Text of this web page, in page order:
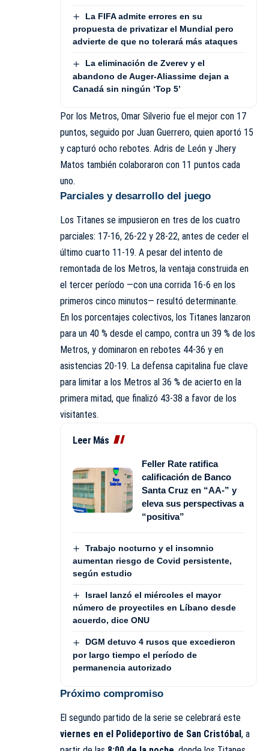
La FIFA admite errores en su
propuesta de privatizar el Mundial pero
advierte de que no tolerará más ataques
La eliminación de Zverev y el
abandono de Auger-Aliassime dejan a
Canadá sin ningún ‘Top 5’
Por los Metros, Omar Silverio fue el mejor con 17
puntos, seguido por Juan Guerrero, quien aportó 15
y capturó ocho rebotes. Adris de León y Jhery
Matos también colaboraron con 11 puntos cada
uno.
Parciales y desarrollo del juego
Los Titanes se impusieron en tres de los cuatro
parciales: 17-16, 26-22 y 28-22, antes de ceder el
último cuarto 11-19. A pesar del intento de
remontada de los Metros, la ventaja construida en
el tercer período —con una corrida 16-6 en los
primeros cinco minutos— resultó determinante.
En los porcentajes colectivos, los Titanes lanzaron
para un 40 % desde el campo, contra un 39 % de los
Metros, y dominaron en rebotes 44-36 y en
asistencias 20-19. La defensa capitalina fue clave
para limitar a los Metros al 36 % de acierto en la
primera mitad, que finalizó 43-38 a favor de los
visitantes.
Leer Más
Feller Rate ratifica
calificación de Banco
Santa Cruz en “AA-” y
eleva sus perspectivas a
“positiva”
Trabajo nocturno y el insomnio
aumentan riesgo de Covid persistente,
según estudio
Israel lanzó el miércoles el mayor
número de proyectiles en Líbano desde
acuerdo, dice ONU
DGM detuvo 4 rusos que excedieron
por largo tiempo el período de
permanencia autorizado
Próximo compromiso
El segundo partido de la serie se celebrará este
viernes en el Polideportivo de San Cristóbal, a